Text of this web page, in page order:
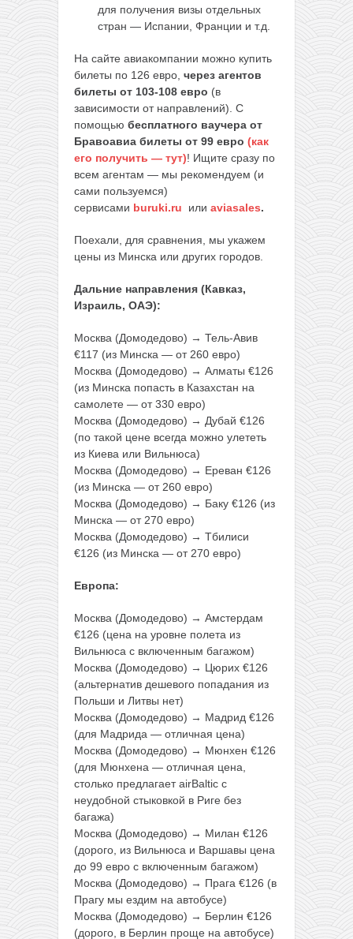
для получения визы отдельных
стран — Испании, Франции и т.д.
На сайте авиакомпании можно купить
билеты по 126 евро, через агентов
билеты от 103-108 евро (в
зависимости от направлений). С
помощью бесплатного ваучера от
Бравоавиа билеты от 99 евро (как
его получить — тут)! Ищите сразу по
всем агентам — мы рекомендуем (и
сами пользуемся)
сервисами buruki.ru или aviasales.
Поехали, для сравнения, мы укажем
цены из Минска или других городов.
Дальние направления (Кавказ,
Израиль, ОАЭ):
Москва (Домодедово) → Тель-Авив
€117 (из Минска — от 260 евро)
Москва (Домодедово) → Алматы €126
(из Минска попасть в Казахстан на
самолете — от 330 евро)
Москва (Домодедово) → Дубай €126
(по такой цене всегда можно улететь
из Киева или Вильнюса)
Москва (Домодедово) → Ереван €126
(из Минска — от 260 евро)
Москва (Домодедово) → Баку €126 (из
Минска — от 270 евро)
Москва (Домодедово) → Тбилиси
€126 (из Минска — от 270 евро)
Европа:
Москва (Домодедово) → Амстердам
€126 (цена на уровне полета из
Вильнюса с включенным багажом)
Москва (Домодедово) → Цюрих €126
(альтернатив дешевого попадания из
Польши и Литвы нет)
Москва (Домодедово) → Мадрид €126
(для Мадрида — отличная цена)
Москва (Домодедово) → Мюнхен €126
(для Мюнхена — отличная цена,
столько предлагает airBaltic с
неудобной стыковкой в Риге без
багажа)
Москва (Домодедово) → Милан €126
(дорого, из Вильнюса и Варшавы цена
до 99 евро с включенным багажом)
Москва (Домодедово) → Прага €126 (в
Прагу мы ездим на автобусе)
Москва (Домодедово) → Берлин €126
(дорого, в Берлин проще на автобусе)